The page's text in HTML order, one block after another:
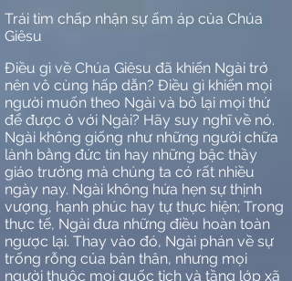
Trái tim chấp nhận sự ấm áp của Chúa
Giêsu
Điều gì về Chúa Giêsu đã khiến Ngài trở
nên vô cùng hấp dẫn? Điều gì khiến mọi
người muốn theo Ngài và bỏ lại mọi thứ
để được ở với Ngài? Hãy suy nghĩ về nó.
Ngài không giống như những người chữa
lành bằng đức tin hay những bậc thầy
giáo trưởng mà chúng ta có rất nhiều
ngày nay. Ngài không hứa hẹn sự thịnh
vượng, hạnh phúc hay tự thực hiện; Trong
thực tế, Ngài đưa những điều hoàn toàn
ngược lại. Thay vào đó, Ngài phán về sự
trống rỗng của bản thân, nhưng mọi
người thuộc mọi quốc tịch và tầng lớp xã